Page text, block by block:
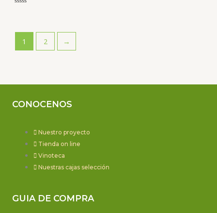
5
1 2 →
CONOCENOS
Nuestro proyecto
Tienda on line
Vinoteca
Nuestras cajas selección
GUIA DE COMPRA